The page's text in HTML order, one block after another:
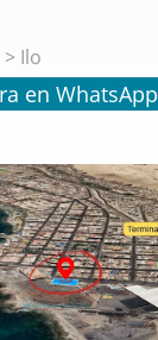
> Ilo
👋 chatea ahora en WhatsApp